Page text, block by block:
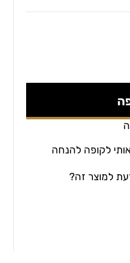
לקופה להנחה
למוצר זה?